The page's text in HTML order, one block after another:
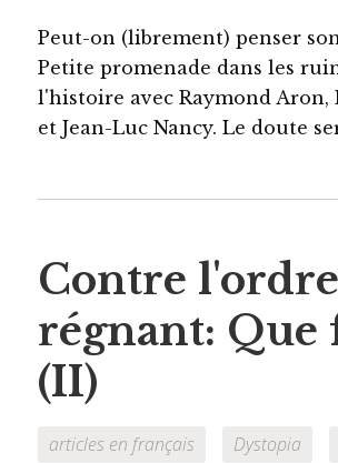
Peut-on (librement) penser
Petite promenade dans les
l'histoire avec Raymond Aron,
et Jean-Luc Nancy. Le doute
Contre l'ordre
régnant: Que
(II)
articles en français Dystopia